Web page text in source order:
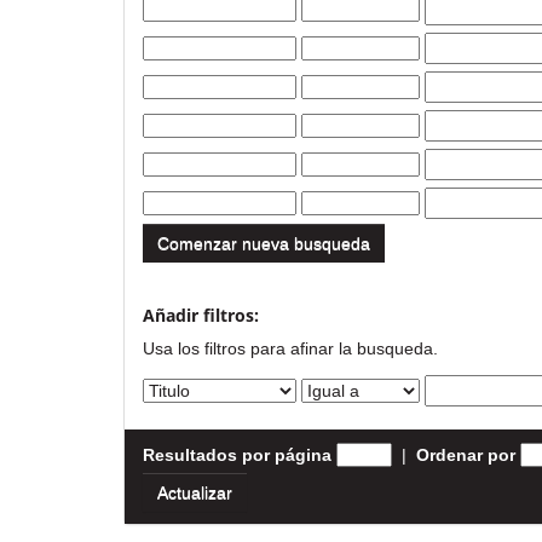
Comenzar nueva busqueda
Añadir filtros:
Usa los filtros para afinar la busqueda.
Resultados por página | Ordenar por